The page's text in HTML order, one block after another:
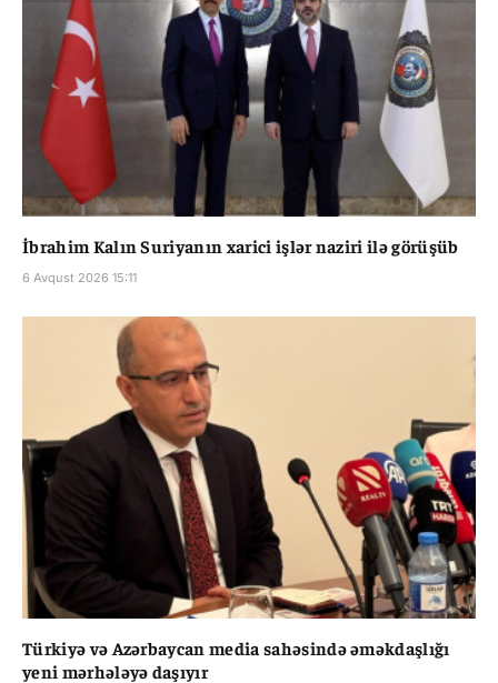
İbrahim Kalın Suriyanın xarici işlər naziri ilə görüşüb
6 Avqust 2026 15:11
Türkiyə və Azərbaycan media sahəsində əməkdaşlığı
yeni mərhələyə daşıyır